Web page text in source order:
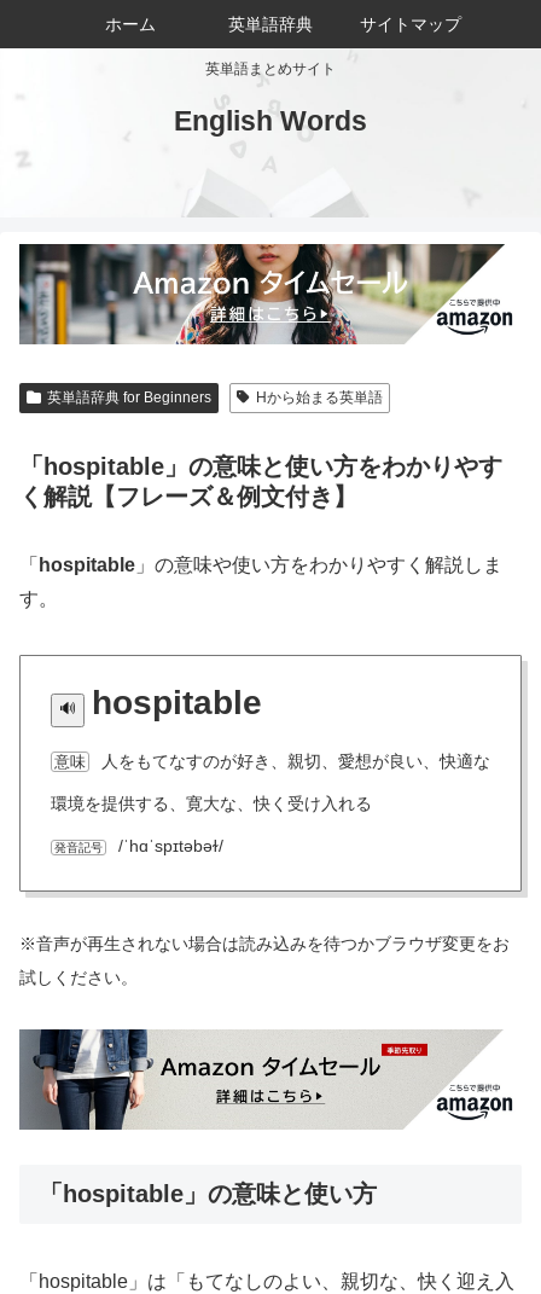
英単語まとめサイト
English Words
ホーム 英単語辞典 サイトマップ
英単語辞典 for Beginners Hから始まる英単語
「hospitable」の意味と使い方をわかりやす
く解説【フレーズ＆例文付き】
「 hospitable 」の意味や使い方をわかりやすく解説しま
す。
hospitable
意味 人をもてなすのが好き、親切、愛想が良い、快適な
環境を提供する、寛大な、快く受け入れる
発音記号 /ˈhɑˈspɪtəbəɫ/
※音声が再生されない場合は読み込みを待つかブラウザ変更をお
試しください。
「hospitable」の意味と使い方
「hospitable」は「もてなしのよい、親切な、快く迎え入